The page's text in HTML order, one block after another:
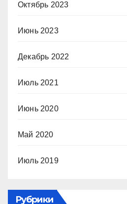
Октябрь 2023
Июнь 2023
Декабрь 2022
Июль 2021
Июнь 2020
Май 2020
Июль 2019
Рубрики